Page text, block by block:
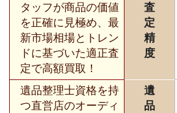
タッフが商品の価値
を正確に見極め、最
新市場相場とトレン
ドに基づいた適正査
定で高額買取！
査
定
精
度
遺品整理士資格を持
つ直営店のオーディ
遺
品